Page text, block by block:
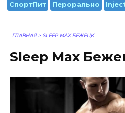
СпортПит Перорально
ГЛАВНАЯ > SLEEP MAX БЕЖЕЦК
Sleep Max